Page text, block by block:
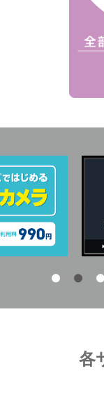
各